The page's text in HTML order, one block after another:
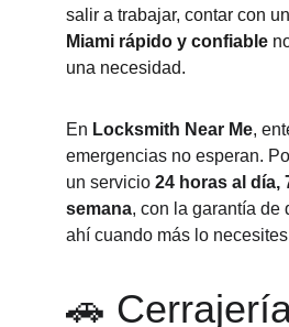
salir a trabajar, contar con un
Miami rápido y confiable
una necesidad.
En Locksmith Near Me,
emergencias no esperan.
un servicio 24 horas al día,
semana, con la garantía de
ahí cuando más lo
🚗